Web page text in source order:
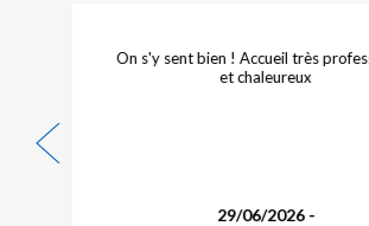
On s'y sent bien ! Accueil très
et chaleureux
29/06/2026 -